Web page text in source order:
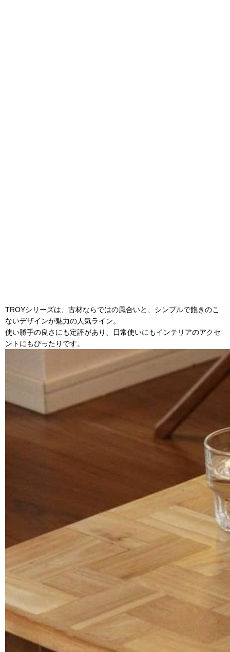
TROYシリーズは、古材ならではの風合いと、シンプルで飽きのこ
ないデザインが魅力の人気ライン。
使い勝手の良さにも定評があり、日常使いにもインテリアのアクセ
ントにもぴったりです。